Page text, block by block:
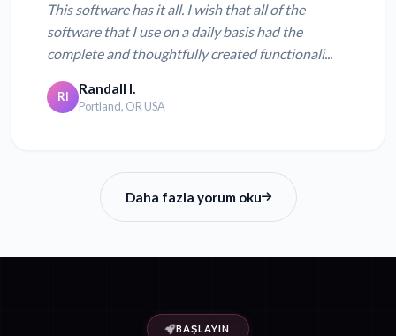
This software has it all. I wish that all of the
software that I use on a daily basis had the
complete and thoughtfully created functionali...
RI Randall I.
Portland, OR USA
Daha fazla yorum oku
BAŞLAYIN